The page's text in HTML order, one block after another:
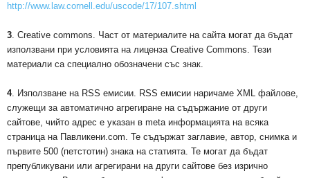
http://www.law.cornell.edu/uscode/17/107.shtml
3. Creative commons. Част от материалите на сайта могат да бъдат
използвани при условията на лиценза Creative Commons. Тези
материали са специално обозначени със знак.
4. Използване на RSS емисии. RSS емисии наричаме XML файлове,
служещи за автоматично агрегиране на съдържание от други
сайтове, чийто адрес е указан в meta информацията на всяка
страница на Павликени.com. Те съдържат заглавие, автор, снимка и
първите 500 (петстотин) знака на статията. Те могат да бъдат
препубликувани или агрегирани на други сайтове без изрично